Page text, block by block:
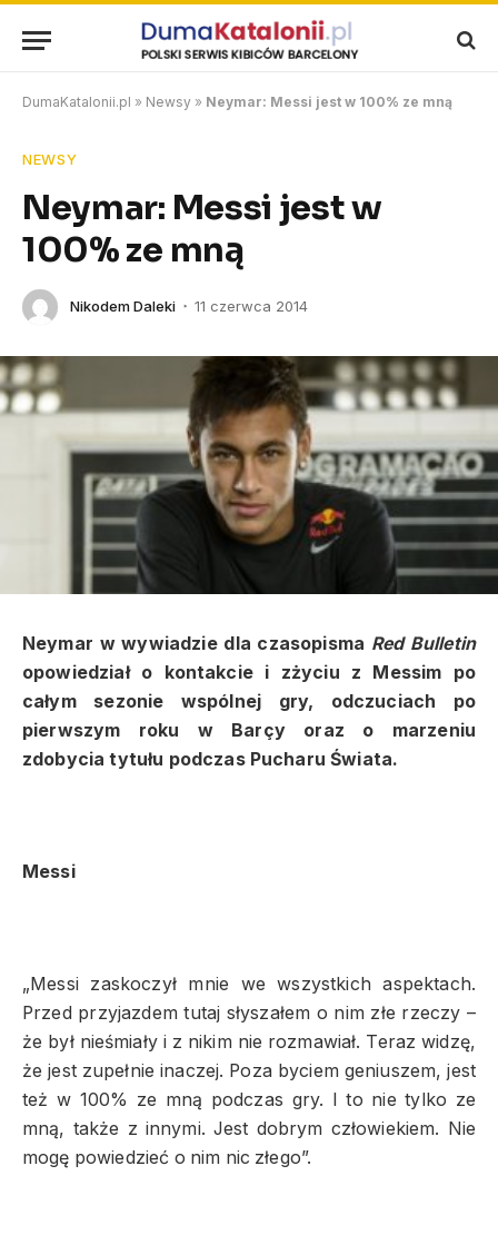
DumaKatalonii.pl » Newsy » Neymar: Messi jest w 100% ze mną
NEWSY
Neymar: Messi jest w
100% ze mną
Nikodem Daleki 11 czerwca 2014
Neymar w wywiadzie dla czasopisma Red Bulletin
opowiedział o kontakcie i zżyciu z Messim po
całym sezonie wspólnej gry, odczuciach po
pierwszym roku w Barçy oraz o marzeniu
zdobycia tytułu podczas Pucharu Świata.
Messi
„Messi zaskoczył mnie we wszystkich aspektach.
Przed przyjazdem tutaj słyszałem o nim złe rzeczy –
że był nieśmiały i z nikim nie rozmawiał. Teraz widzę,
że jest zupełnie inaczej. Poza byciem geniuszem, jest
też w 100% ze mną podczas gry. I to nie tylko ze
mną, także z innymi. Jest dobrym człowiekiem. Nie
mogę powiedzieć o nim nic złego”.